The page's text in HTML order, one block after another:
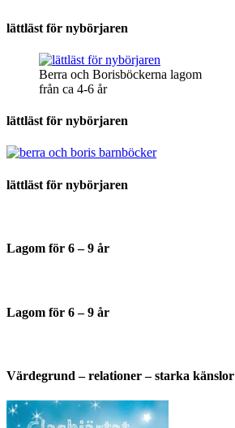
lättläst för nybörjaren
Berra och Borisböckerna lagom
från ca 4-6 år
lättläst för nybörjaren
lättläst för nybörjaren
Lagom för 6 – 9 år
Lagom för 6 – 9 år
Värdegrund – relationer – starka känslor